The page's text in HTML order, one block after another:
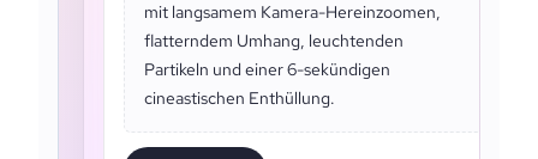
mit langsamem Kamera-Hereinzoomen,
flatterndem Umhang, leuchtenden
Partikeln und einer 6-sekündigen
cineastischen Enthüllung.